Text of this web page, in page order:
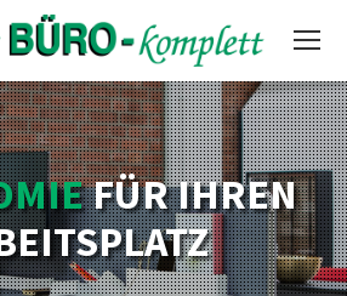
FÜR IHREN